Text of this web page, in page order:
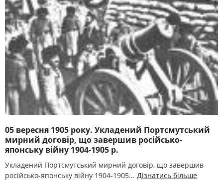
05 вересня 1905 року. Укладений Портсмутський
мирний договір, що завершив російсько-
японську війну 1904-1905 р.
Укладений Портсмутський мирний договір, що завершив
російсько-японську війну 1904-1905... Дізнатись більше